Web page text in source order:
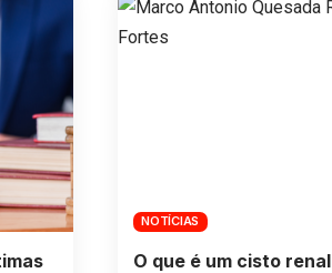
NOTÍCIAS
O que é um cisto renal